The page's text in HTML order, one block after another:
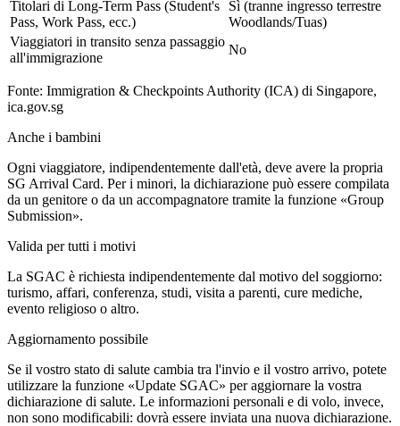
Titolari di Long-Term Pass (Student's
Pass, Work Pass, ecc.)
Sì (tranne ingresso terrestre
Woodlands/Tuas)
Viaggiatori in transito senza passaggio
all'immigrazione
No
Fonte: Immigration & Checkpoints Authority (ICA) di Singapore,
ica.gov.sg
Anche i bambini
Ogni viaggiatore, indipendentemente dall'età, deve avere la propria
SG Arrival Card. Per i minori, la dichiarazione può essere compilata
da un genitore o da un accompagnatore tramite la funzione «Group
Submission».
Valida per tutti i motivi
La SGAC è richiesta indipendentemente dal motivo del soggiorno:
turismo, affari, conferenza, studi, visita a parenti, cure mediche,
evento religioso o altro.
Aggiornamento possibile
Se il vostro stato di salute cambia tra l'invio e il vostro arrivo, potete
utilizzare la funzione «Update SGAC» per aggiornare la vostra
dichiarazione di salute. Le informazioni personali e di volo, invece,
non sono modificabili: dovrà essere inviata una nuova dichiarazione.